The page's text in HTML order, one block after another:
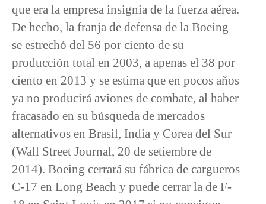
que era la empresa insignia de la fuerza aérea.
De hecho, la franja de defensa de la Boeing
se estrechó del 56 por ciento de su
producción total en 2003, a apenas el 38 por
ciento en 2013 y se estima que en pocos años
ya no producirá aviones de combate, al haber
fracasado en su búsqueda de mercados
alternativos en Brasil, India y Corea del Sur
(Wall Street Journal, 20 de setiembre de
2014). Boeing cerrará su fábrica de cargueros
C-17 en Long Beach y puede cerrar la de F-